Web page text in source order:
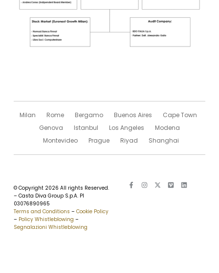
Milan Rome Bergamo Buenos Aires
Cape Town
Genova
Istanbul Los Angeles
Modena
Montevideo
Prague Riyad Shanghai
© Copyright 2026 All rights Reserved.
– Casta Diva Group S.p.A. PI
03076890965
Terms and Conditions – Cookie Policy
– Policy Whistleblowing –
Segnalazioni Whistleblowing